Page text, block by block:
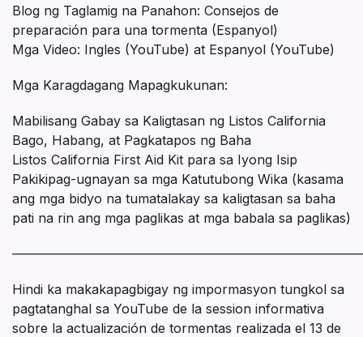
Blog ng Taglamig na Panahon: Consejos de
preparación para una tormenta (Espanyol)
Mga Video: Ingles (YouTube) at Espanyol (YouTube)
Mga Karagdagang Mapagkukunan:
Mabilisang Gabay sa Kaligtasan ng Listos California
Bago, Habang, at Pagkatapos ng Baha
Listos California First Aid Kit para sa Iyong Isip
Pakikipag-ugnayan sa mga Katutubong Wika (kasama
ang mga bidyo na tumatalakay sa kaligtasan sa baha
pati na rin ang mga paglikas at mga babala sa paglikas)
Hindi ka makakapagbigay ng impormasyon tungkol sa
pagtatanghal sa YouTube de la session informativa
sobre la actualización de tormentas realizada el 13 de